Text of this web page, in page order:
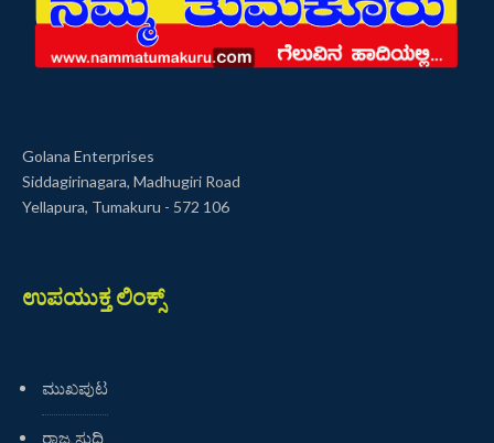
Golana Enterprises
Siddagirinagara, Madhugiri Road
Yellapura, Tumakuru - 572 106
ಉಪಯುಕ್ತ ಲಿಂಕ್ಸ್
ಮುಖಪುಟ
ರಾಜ್ಯ ಸುದ್ದಿ